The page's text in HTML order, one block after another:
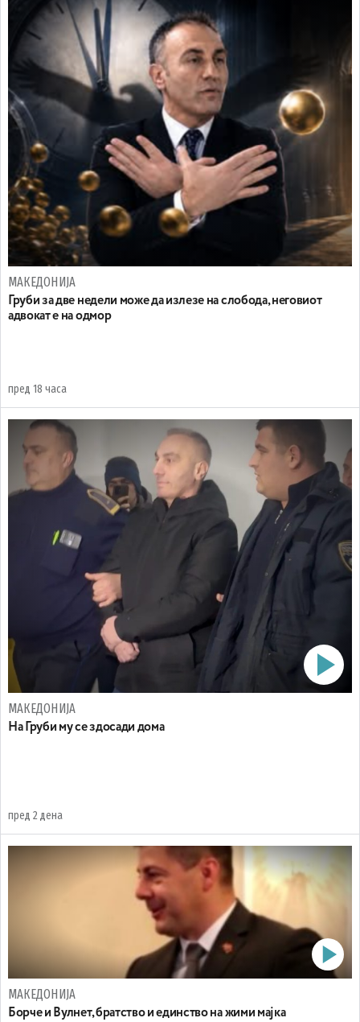
МАКЕДОНИЈА
Груби за две недели може да излезе на слобода, неговиот
адвокат е на одмор
пред 18 часа
МАКЕДОНИЈА
На Груби му се здосади дома
пред 2 дена
МАКЕДОНИЈА
Борче и Вулнет, братство и единство на жими мајка